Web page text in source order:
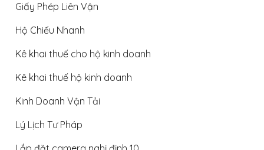
Giấy Phép Liên Vận
Hộ Chiếu Nhanh
Kê khai thuế cho hộ kinh doanh
Kê khai thuế hộ kinh doanh
Kinh Doanh Vận Tải
Lý Lịch Tư Pháp